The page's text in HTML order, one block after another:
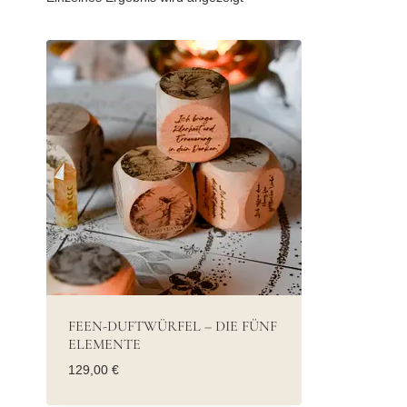
FEEN-DUFTWÜRFEL – DIE FÜNF
ELEMENTE
129,00 €